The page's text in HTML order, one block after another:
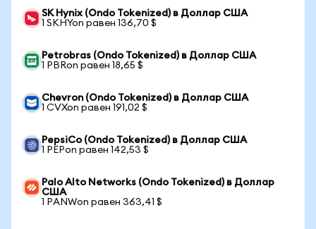
SK Hynix (Ondo Tokenized) в Доллар США
1 SKHYon равен 136,70 $
Petrobras (Ondo Tokenized) в Доллар США
1 PBRon равен 18,65 $
Chevron (Ondo Tokenized) в Доллар США
1 CVXon равен 191,02 $
PepsiCo (Ondo Tokenized) в Доллар США
1 PEPon равен 142,53 $
Palo Alto Networks (Ondo Tokenized) в Доллар
США
1 PANWon равен 363,41 $